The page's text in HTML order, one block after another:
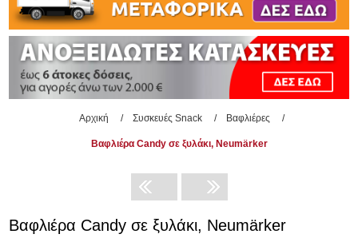
Αρχική / Συσκευές Snack / Βαφλιέρες /
Βαφλιέρα Candy σε ξυλάκι, Neumärker
Βαφλιέρα Candy σε ξυλάκι, Neumärker